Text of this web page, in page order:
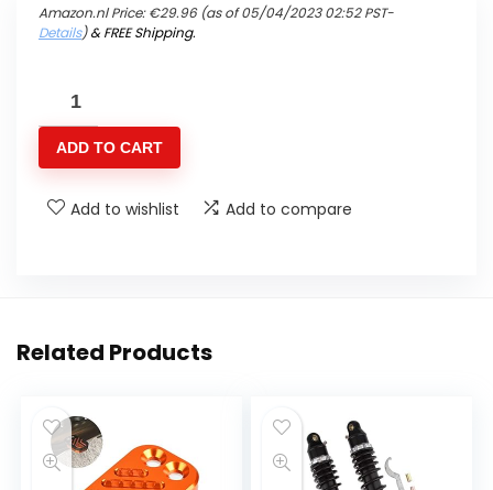
Amazon.nl Price:€29.96(as of 05/04/2023 02:52 PST-
Details)&FREE Shipping.
17300
-
stofkapset
vorkafdichtingen
ADD TO CART
Add to wishlist Add to compare
Related Products